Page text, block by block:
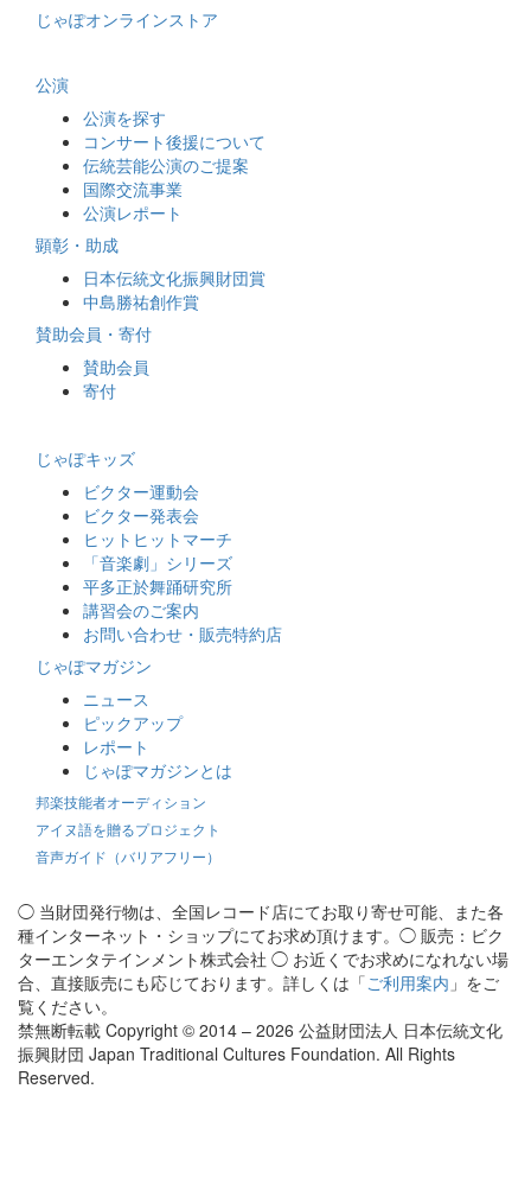
じゃぽオンラインストア
公演
公演を探す
コンサート後援について
伝統芸能公演のご提案
国際交流事業
公演レポート
顕彰・助成
日本伝統文化振興財団賞
中島勝祐創作賞
賛助会員・寄付
賛助会員
寄付
じゃぽキッズ
ビクター運動会
ビクター発表会
ヒットヒットマーチ
「音楽劇」シリーズ
平多正於舞踊研究所
講習会のご案内
お問い合わせ・販売特約店
じゃぽマガジン
ニュース
ピックアップ
レポート
じゃぽマガジンとは
邦楽技能者オーディション
アイヌ語を贈るプロジェクト
音声ガイド（バリアフリー）
◯ 当財団発行物は、全国レコード店にてお取り寄せ可能、また各
種インターネット・ショップにてお求め頂けます。◯ 販売：ビク
ターエンタテインメント株式会社 ◯ お近くでお求めになれない場
合、直接販売にも応じております。詳しくは「ご利用案内 」をご
覧ください。
禁無断転載 Copyright © 2014 – 2026 公益財団法人 日本伝統文化
振興財団 Japan Traditional Cultures Foundation. All Rights
Reserved.